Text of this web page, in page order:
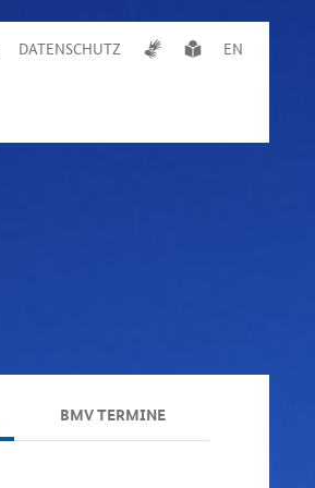
DATENSCHUTZ EN
BMV TERMINE